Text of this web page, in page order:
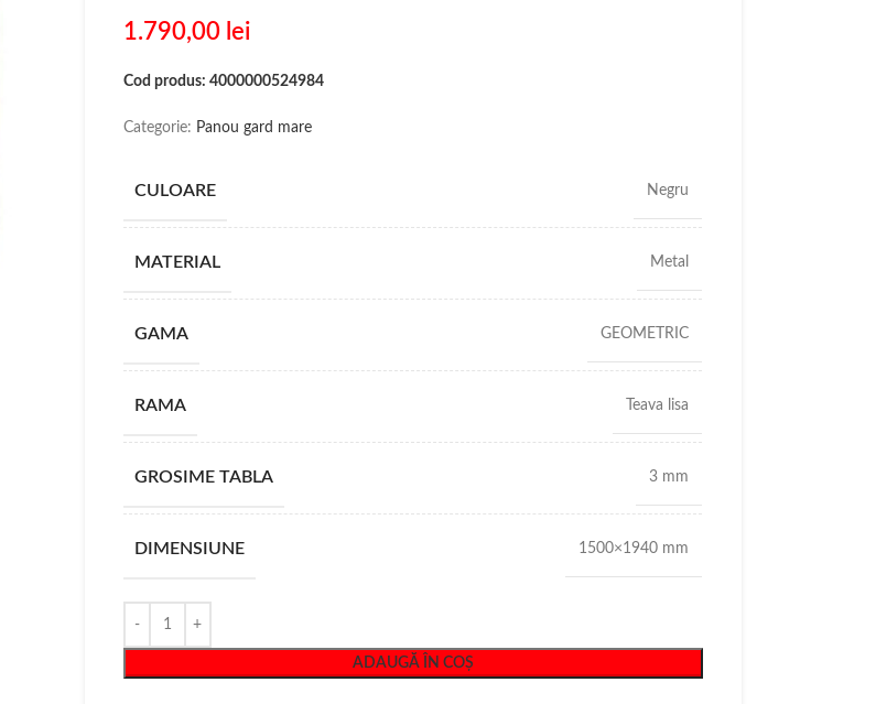
1.790,00 lei
Cod produs: 4000000524984
Categorie: Panou gard mare
CULOARE Negru
MATERIAL Metal
GAMA GEOMETRIC
RAMA Teava lisa
GROSIME TABLA 3 mm
DIMENSIUNE 1500×1940 mm
ADAUGĂ ÎN COȘ